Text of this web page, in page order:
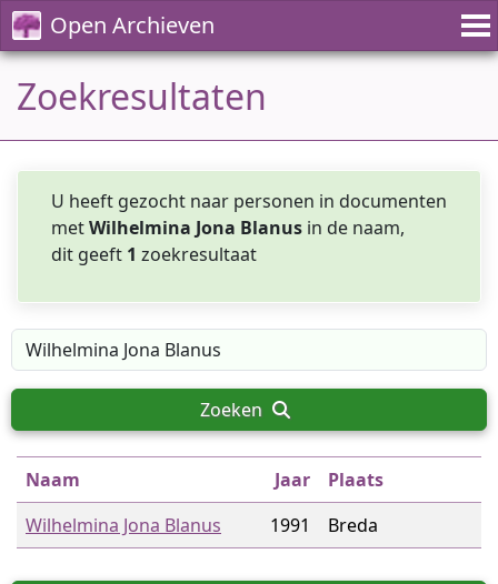
Open Archieven
Zoekresultaten
U heeft gezocht naar personen in documenten
metWilhelmina Jona Blanus in de naam,
dit geeft 1 zoekresultaat
Zoeken
Naam Jaar
Plaats
Wilhelmina Jona Blanus
1991 Breda